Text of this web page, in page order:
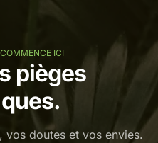
ICI
pièges
doutes et vos envies.